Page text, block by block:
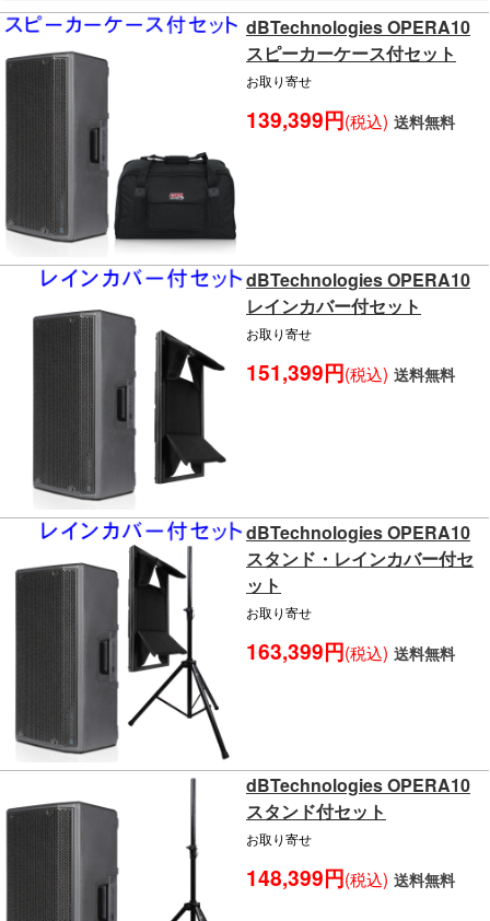
dBTechnologies OPERA10
スピーカーケース付セット
お取り寄せ
139,399円(税込) 送料無料
dBTechnologies OPERA10
レインカバー付セット
お取り寄せ
151,399円(税込) 送料無料
dBTechnologies OPERA10
スタンド・レインカバー付セ
ット
お取り寄せ
163,399円(税込) 送料無料
dBTechnologies OPERA10
スタンド付セット
お取り寄せ
148,399円(税込) 送料無料